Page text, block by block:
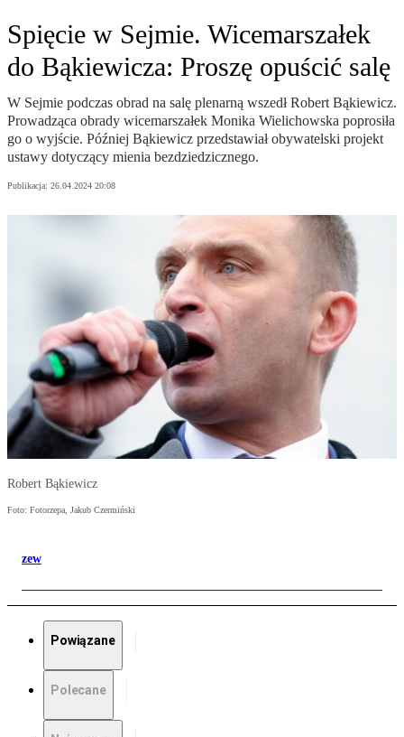
Spięcie w Sejmie. Wicemarszałek
do Bąkiewicza: Proszę opuścić salę
W Sejmie podczas obrad na salę plenarną wszedł Robert Bąkiewicz.
Prowadząca obrady wicemarszałek Monika Wielichowska poprosiła
go o wyjście. Później Bąkiewicz przedstawiał obywatelski projekt
ustawy dotyczący mienia bezdziedzicznego.
Publikacja: 26.04.2024 20:08
Robert Bąkiewicz
Foto: Fotorzepa, Jakub Czermiński
zew
Powiązane
Polecane